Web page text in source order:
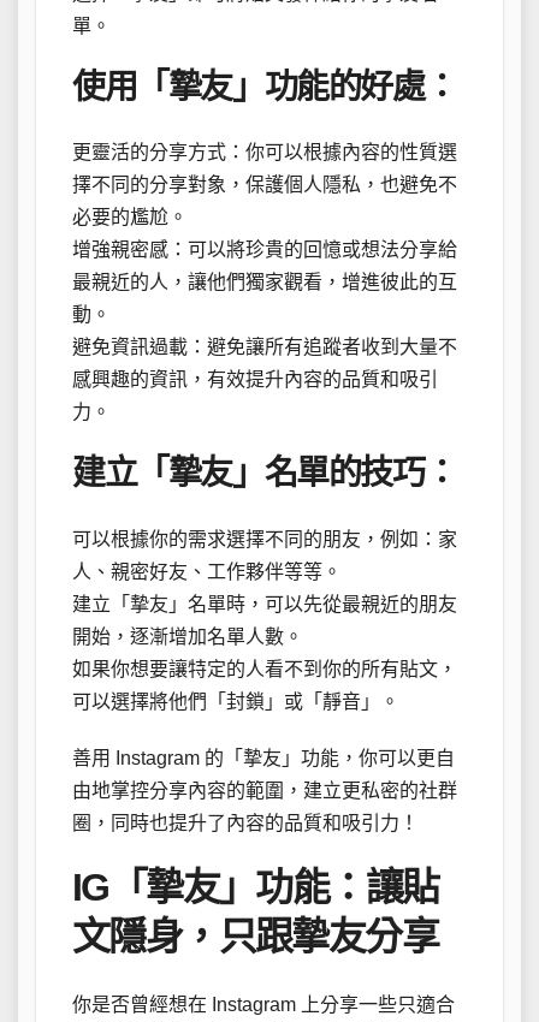
單。
使用「摯友」功能的好處：
更靈活的分享方式：你可以根據內容的性質選
擇不同的分享對象，保護個人隱私，也避免不
必要的尷尬。
增強親密感：可以將珍貴的回憶或想法分享給
最親近的人，讓他們獨家觀看，增進彼此的互
動。
避免資訊過載：避免讓所有追蹤者收到大量不
感興趣的資訊，有效提升內容的品質和吸引
力。
建立「摯友」名單的技巧：
可以根據你的需求選擇不同的朋友，例如：家
人、親密好友、工作夥伴等等。
建立「摯友」名單時，可以先從最親近的朋友
開始，逐漸增加名單人數。
如果你想要讓特定的人看不到你的所有貼文，
可以選擇將他們「封鎖」或「靜音」。
善用 Instagram 的「摯友」功能，你可以更自
由地掌控分享內容的範圍，建立更私密的社群
圈，同時也提升了內容的品質和吸引力！
IG「摯友」功能：讓貼
文隱身，只跟摯友分享
你是否曾經想在 Instagram 上分享一些只適合